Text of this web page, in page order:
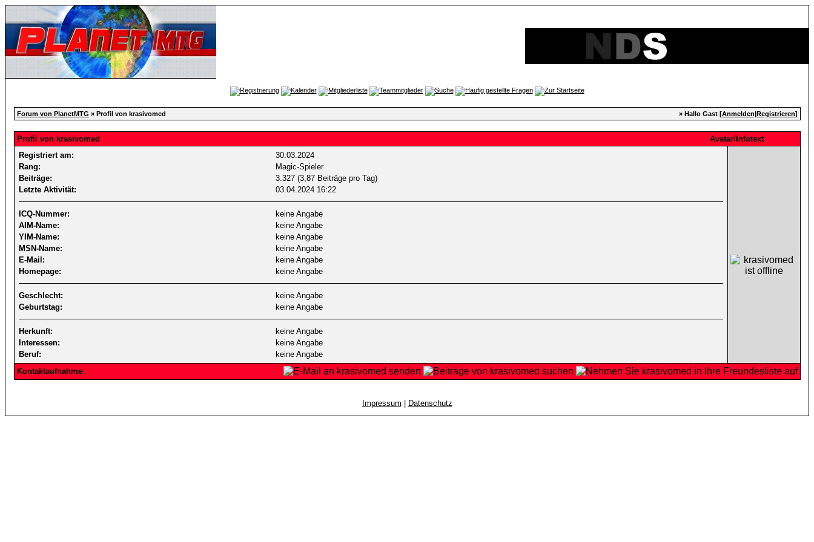
Forum von PlanetMTG » Profil von krasivomed » Hallo Gast [Anmelden|Registrieren]
Profil von krasivomed
Avatar/Infotext
Registriert am:
30.03.2024
Rang:
Magic-Spieler
Beiträge:
3.327 (3,87 Beiträge pro Tag)
Letzte Aktivität:
03.04.2024 16:22
ICQ-Nummer:
keine Angabe
AIM-Name:
keine Angabe
YIM-Name:
keine Angabe
MSN-Name:
keine Angabe
E-Mail:
keine Angabe
Homepage:
keine Angabe
Geschlecht:
keine Angabe
Geburtstag:
keine Angabe
Herkunft:
keine Angabe
Interessen:
keine Angabe
Beruf:
keine Angabe
Kontaktaufnahme:
Impressum Datenschutz